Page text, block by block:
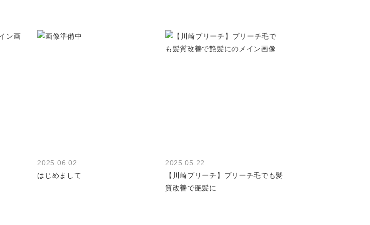
2025.06.02
はじめまして
2025.05.22
【川崎ブリーチ】ブリーチ毛でも髪
質改善で艶髪に